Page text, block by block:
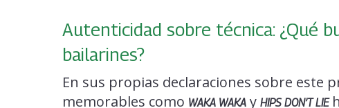
Autenticidad sobre técnica: ¿Qué
bailarines?
En sus propias declaraciones sobre este
memorables como WAKA WAKA y HIPS DON’T LIE